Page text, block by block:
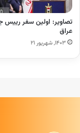
تصاویر: اولین سفر رییس
عراق
۱۴۰۳, شهریور ۲۱